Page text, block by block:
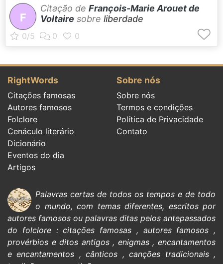
F
Citação de François-Marie Arouet de
Voltaire sobre liberdade
RightWords
Citações famosas
Autores famosos
Folclore
Cenáculo literário
Dicionário
Eventos do dia
Artigos
Sobre nós
Sobre nós
Termos e condições
Política de Privacidade
Contato
Palavras certas de todos os tempos e de todo
o mundo, com temas diferentes, escritos por
autores famosos ou palavras ditas pelos antepassados
do folclore:citações famosas , autores famosos ,
provérbios e ditos antigos, enigmas,encantamentos
e encantamentos ,cânticos ,canções tradicionais,